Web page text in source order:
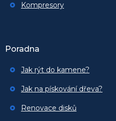
Kompresory
Poradna
Jak rýt do kamene?
Jak na pískování dřeva?
Renovace disků